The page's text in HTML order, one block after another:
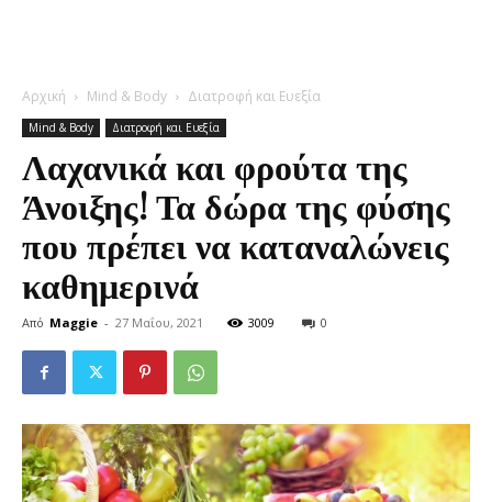
Αρχική Mind & Body Διατροφή και Ευεξία
Mind & Body Διατροφή και Ευεξία
Λαχανικά και φρούτα της
Άνοιξης! Τα δώρα της φύσης
που πρέπει να καταναλώνεις
καθημερινά
Από Maggie - 27 Μαΐου, 2021 3009 0